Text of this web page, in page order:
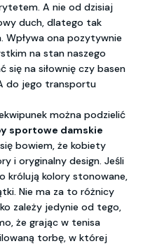
A nie od dzisiaj
duch, dlatego tak
Wpływa ona pozytywnie
na stan naszego
się na siłownię czy basen
do jego transportu
można podzielić
sportowe damskie
bowiem, że kobiety
i oryginalny design. Jeśli
królują kolory stonowane,
Nie ma za to różnicy
zależy jedynie od tego,
że grając w tenisa
torbę, w której